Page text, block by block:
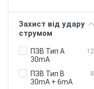
електромобіль
Балансування
потужності
зарядні станції
Push-сповіщення
Регулювання
Захист від удару
струмом
ПЗВ Тип А
30mA
12
ПЗВ Тип B
30mA + 6mA
8